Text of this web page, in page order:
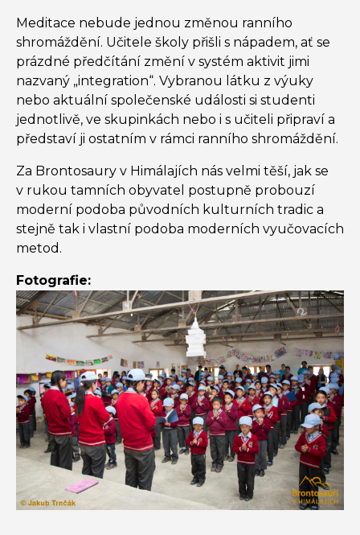
Meditace nebude jednou změnou ranního
shromáždění. Učitele školy přišli s nápadem, ať se
prázdné předčítání změní v systém aktivit jimi
nazvaný „integration“. Vybranou látku z výuky
nebo aktuální společenské události si studenti
jednotlivě, ve skupinkách nebo i s učiteli připraví a
představí ji ostatním v rámci ranního shromáždění.
Za Brontosaury v Himálajích nás velmi těší, jak se
v rukou tamních obyvatel postupně probouzí
moderní podoba původních kulturních tradic a
stejně tak i vlastní podoba moderních vyučovacích
metod.
Fotografie: